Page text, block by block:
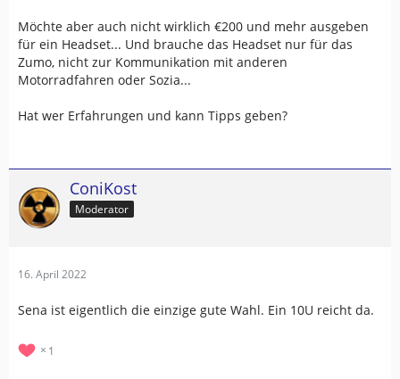
Möchte aber auch nicht wirklich €200 und mehr ausgeben
für ein Headset... Und brauche das Headset nur für das
Zumo, nicht zur Kommunikation mit anderen
Motorradfahren oder Sozia...
Hat wer Erfahrungen und kann Tipps geben?
ConiKost
Moderator
16. April 2022
Sena ist eigentlich die einzige gute Wahl. Ein 10U reicht da.
1